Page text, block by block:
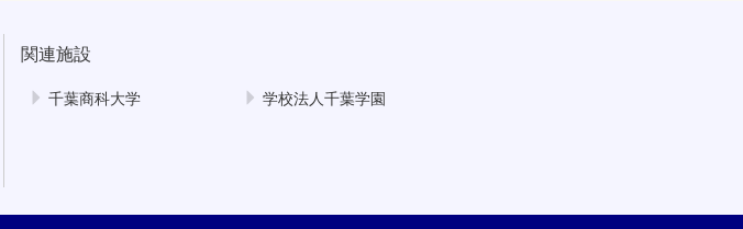
関連施設
千葉商科大学 学校法人千葉学園